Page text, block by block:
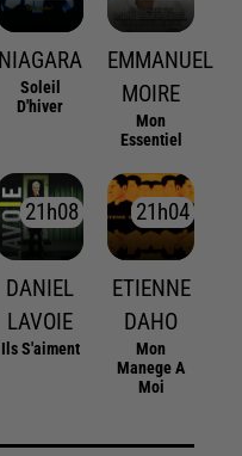
NIAGARA
Soleil
D'hiver
EMMANUEL
MOIRE
Mon
Essentiel
21h08
21h08
DANIEL
LAVOIE
Ils S'aiment
21h04
21h04
ETIENNE
DAHO
Mon
Manege A
Moi